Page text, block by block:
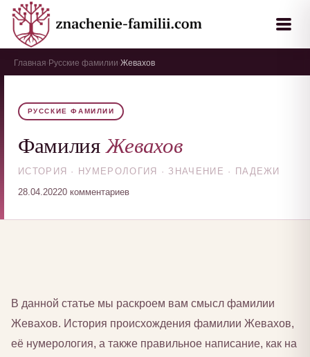
Главная Русские фамилии Жевахов
РУССКИЕ ФАМИЛИИ
ФамилияЖевахов
ИСТОРИЯ · НУМЕРОЛОГИЯ · ЗНАЧЕНИЕ · ПАДЕЖИ
28.04.20220 комментариев
В данной статье мы раскроем вам смысл фамилии
Жевахов. История происхождения фамилии Жевахов,
её нумерология, а также правильное написание, как на